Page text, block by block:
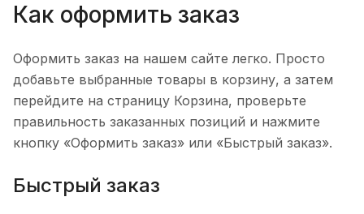
Как оформить заказ
Оформить заказ на нашем сайте легко. Просто
добавьте выбранные товары в корзину, а затем
перейдите на страницу Корзина, проверьте
правильность заказанных позиций и нажмите
кнопку «Оформить заказ» или «Быстрый заказ».
Быстрый заказ